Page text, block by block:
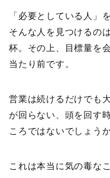
「必要としている人」
そんな人を見つけるの
杯。その上、目標量を
当たり前です。
営業は続けるだけでも
が回らない、頭を回す
ころではないでしょうか
これは本当に気の毒な